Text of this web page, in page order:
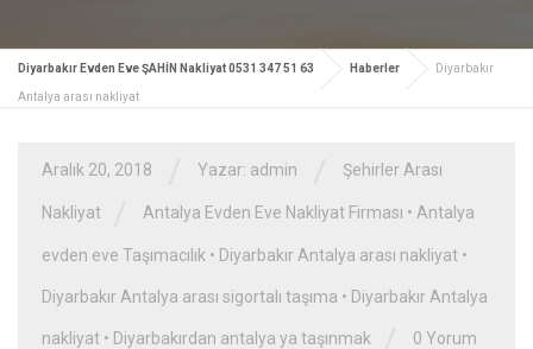
Diyarbakır Evden Eve ŞAHİN Nakliyat 0531 347 51 63 Haberler Diyarbakır
Antalya arası nakliyat
Aralık 20, 2018 Yazar: admin Şehirler Arası
Nakliyat Antalya Evden Eve Nakliyat Firması • Antalya
evden eve Taşımacılık • Diyarbakır Antalya arası nakliyat •
Diyarbakır Antalya arası sigortalı taşıma • Diyarbakır Antalya
nakliyat • Diyarbakırdan antalya ya taşınmak 0 Yorum